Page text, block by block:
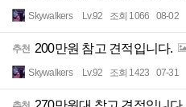
Skywalkers Lv.92 조회 1066 08-02
추천 200만원 참고 견적입니다.
Skywalkers Lv.92 조회 1423 07-31